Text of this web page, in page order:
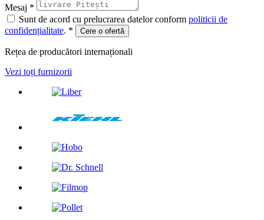
Mesaj *
Sunt de acord cu prelucrarea datelor conform politicii de
confidențialitate. * Cere o ofertă
Rețea de producători internaționali
Vezi toți furnizorii